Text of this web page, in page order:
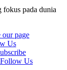
fokus pada dunia
page
Us
Follow Us